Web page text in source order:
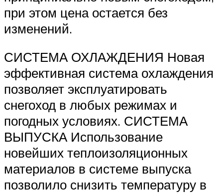
при этом цена остается без
изменений.
СИСТЕМА ОХЛАЖДЕНИЯ Новая
эффективная система охлаждения
позволяет эксплуатировать
снегоход в любых режимах и
погодных условиях. СИСТЕМА
ВЫПУСКА Использование
новейших теплоизоляционных
материалов в системе выпуска
позволило снизить температуру в